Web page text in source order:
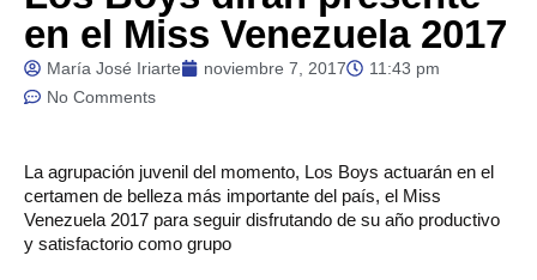
en el Miss Venezuela 2017
María José Iriarte noviembre 7, 2017
11:43 pm
No Comments
La agrupación juvenil del momento, Los Boys actuarán en el
certamen de belleza más importante del país, el Miss
Venezuela 2017 para seguir disfrutando de su año productivo
y satisfactorio como grupo